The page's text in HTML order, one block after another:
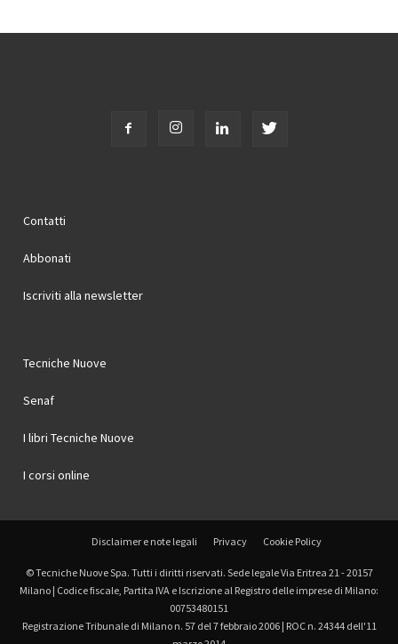
Contatti
Abbonati
Iscriviti alla newsletter
Tecniche Nuove
Senaf
I libri Tecniche Nuove
I corsi online
Disclaimer e note legali Privacy Cookie Policy
© Tecniche Nuove Spa. Tutti i diritti riservati. Sede legale Via Eritrea 21 - 20157
Milano | Codice fiscale, Partita IVA e Iscrizione al Registro delle imprese di Milano:
00753480151
Registrazione Tribunale di Milano n. 57 del 7 febbraio 2006 | ROC n. 24344 dell'11